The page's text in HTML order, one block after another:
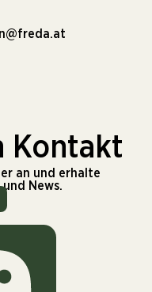
Kontakt
an und erhalte
News.